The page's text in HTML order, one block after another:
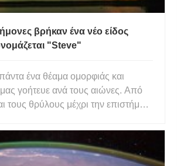
βρήκαν ένα νέο είδος
"Steve"
ένα θέαμα ομορφιάς και
γοήτευε ανά τους αιώνες. Από
τους θρύλους μέχρι την επιστήμη,
κατανοήσουμε το νόημά τους.
των νεκρών μέχρι τους θεούς που
ουρανό, πολλοί άνθ